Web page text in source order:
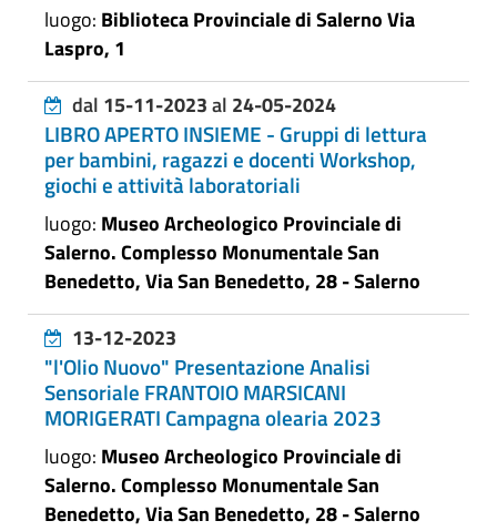
luogo: Biblioteca Provinciale di Salerno Via
Laspro, 1
dal 15-11-2023al 24-05-2024
LIBRO APERTO INSIEME - Gruppi di lettura
per bambini, ragazzi e docenti Workshop,
giochi e attività laboratoriali
luogo: Museo Archeologico Provinciale di
Salerno. Complesso Monumentale San
Benedetto, Via San Benedetto, 28 - Salerno
13-12-2023
"l'Olio Nuovo" Presentazione Analisi
Sensoriale FRANTOIO MARSICANI
MORIGERATI Campagna olearia 2023
luogo: Museo Archeologico Provinciale di
Salerno. Complesso Monumentale San
Benedetto, Via San Benedetto, 28 - Salerno